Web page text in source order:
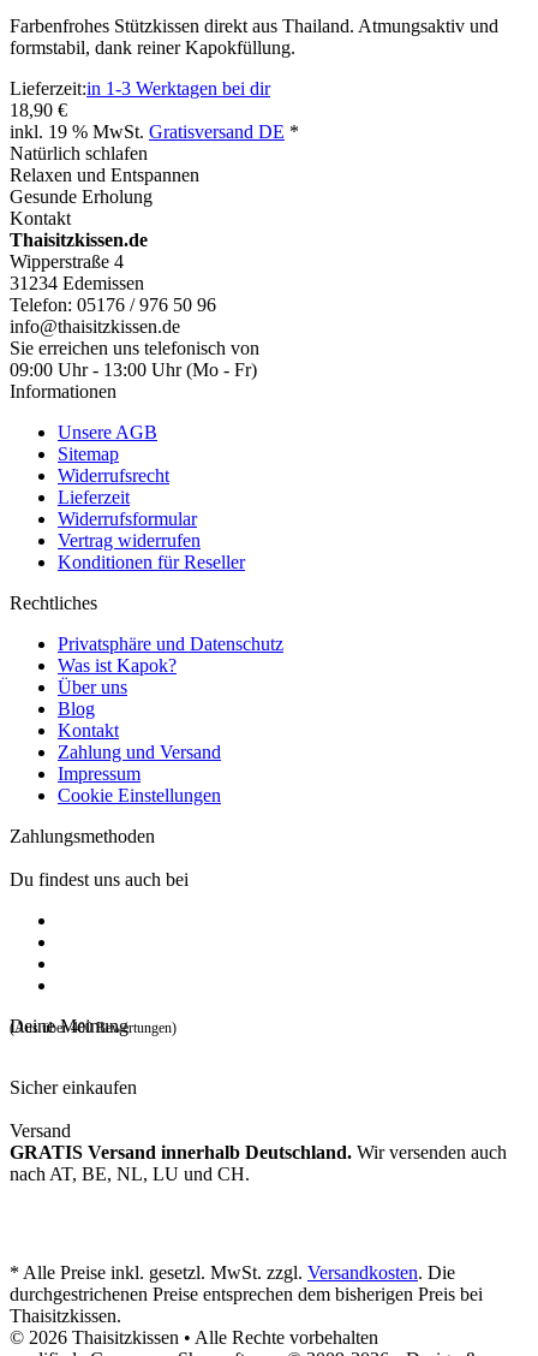
Farbenfrohes Stützkissen direkt aus Thailand. Atmungsaktiv und
formstabil, dank reiner Kapokfüllung.
Lieferzeit:in 1-3 Werktagen bei dir
18,90 €
inkl. 19 % MwSt. Gratisversand DE *
Natürlich schlafen
Relaxen und Entspannen
Gesunde Erholung
Kontakt
Thaisitzkissen.de
Wipperstraße 4
31234 Edemissen
Telefon: 05176 / 976 50 96
info@thaisitzkissen.de
Sie erreichen uns telefonisch von
09:00 Uhr - 13:00 Uhr (Mo - Fr)
Informationen
Unsere AGB
Sitemap
Widerrufsrecht
Lieferzeit
Widerrufsformular
Vertrag widerrufen
Konditionen für Reseller
Rechtliches
Privatsphäre und Datenschutz
Was ist Kapok?
Über uns
Blog
Kontakt
Zahlung und Versand
Impressum
Cookie Einstellungen
Zahlungsmethoden
Du findest uns auch bei
Deine Meinung
(Aus über 400 Bewertungen)
Sicher einkaufen
Versand
GRATIS Versand innerhalb Deutschland. Wir versenden auch
nach AT, BE, NL, LU und CH.
* Alle Preise inkl. gesetzl. MwSt. zzgl. Versandkosten. Die
durchgestrichenen Preise entsprechen dem bisherigen Preis bei
Thaisitzkissen.
© 2026 Thaisitzkissen • Alle Rechte vorbehalten